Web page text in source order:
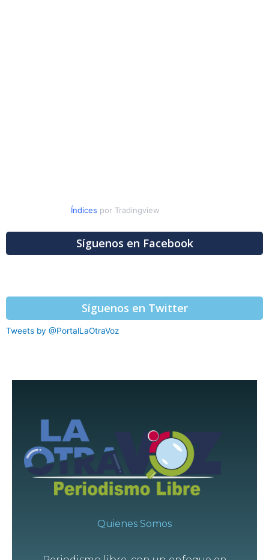
Índices por Tradingview
Síguenos en Facebook
Síguenos en Twitter
Tweets by @PortalLaOtraVoz
Quienes Somos